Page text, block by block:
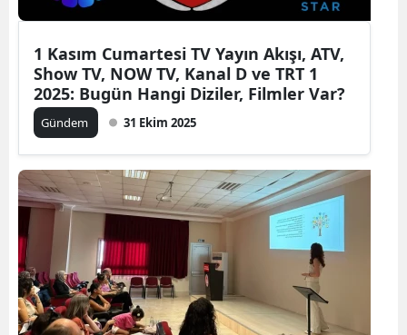
1 Kasım Cumartesi TV Yayın Akışı, ATV,
Show TV, NOW TV, Kanal D ve TRT 1
2025: Bugün Hangi Diziler, Filmler Var?
Gündem 31 Ekim 2025